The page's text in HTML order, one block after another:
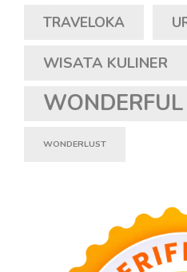
TRAVELOKA
WISATA KULINER
WONDERLUST